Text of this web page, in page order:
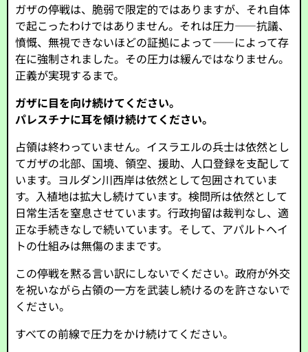
ガザの停戦は、脆弱で限定的ではありますが、それ自体
で起こったわけではありません。それは圧力――抗議、
憤慨、無視できないほどの証拠によって――によって存
在に強制されました。その圧力は緩んではなりません。
正義が実現するまで。
ガザに目を向け続けてください。
パレスチナに耳を傾け続けてください。
占領は終わっていません。イスラエルの兵士は依然とし
てガザの北部、国境、領空、援助、人口登録を支配して
います。ヨルダン川西岸は依然として包囲されていま
す。入植地は拡大し続けています。検問所は依然として
日常生活を窒息させています。行政拘留は裁判なし、適
正な手続きなしで続いています。そして、アパルトヘイ
トの仕組みは無傷のままです。
この停戦を黙る言い訳にしないでください。政府が外交
を祝いながら占領の一方を武装し続けるのを許さないで
ください。
すべての前線で圧力をかけ続けてください。